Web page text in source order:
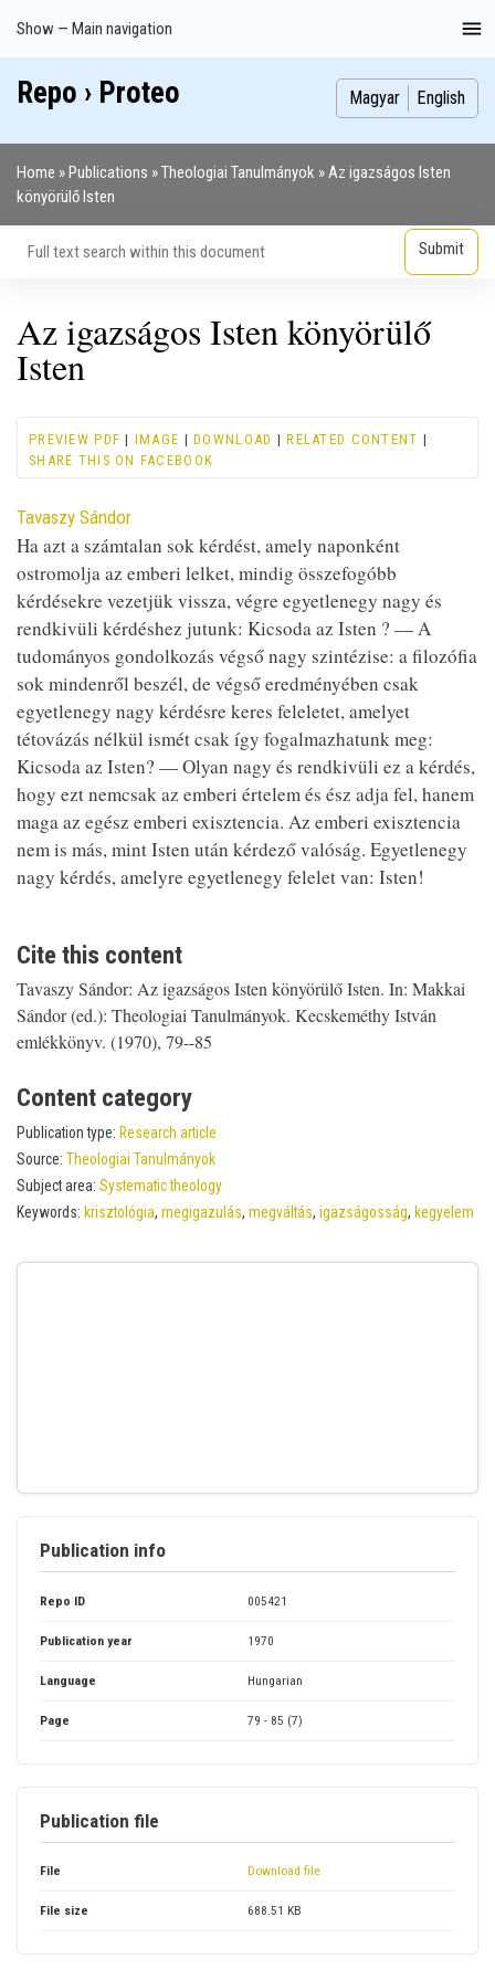
Main
navigation
Show — Main navigation
Index
Publications
Theses
Images
Contributors
Repo › Proteo Magyar English
Breadcrumb
Home Publications Theologiai Tanulmányok
Az igazságos Isten
könyörülő Isten
Az igazságos Isten könyörülő
Isten
PREVIEW PDF | IMAGE |DOWNLOAD |RELATED CONTENT |
SHARE THIS ON FACEBOOK
Contributor
Tavaszy Sándor
Ha azt a számtalan sok kérdést, amely naponként
ostromolja az emberi lelket, mindig összefogóbb
kérdésekre vezetjük vissza, végre egyetlenegy nagy és
rendkivüli kérdéshez jutunk: Kicsoda az Isten ? — A
tudományos gondolkozás végső nagy szintézise: a filozófia
sok mindenről beszél, de végső eredményében csak
egyetlenegy nagy kérdésre keres feleletet, amelyet
tétovázás nélkül ismét csak így fogalmazhatunk meg:
Kicsoda az Isten? — Olyan nagy és rendkivüli ez a kérdés,
hogy ezt nemcsak az emberi értelem és ész adja fel, hanem
maga az egész emberi exisztencia. Az emberi exisztencia
nem is más, mint Isten után kérdező valóság. Egyetlenegy
nagy kérdés, amelyre egyetlenegy felelet van: Isten!
Cite this content
Tavaszy Sándor: Az igazságos Isten könyörülő Isten. In: Makkai
Sándor (ed.): Theologiai Tanulmányok. Kecskeméthy István
emlékkönyv. (1970), 79--85
Content category
Publication type: Research article
Source: Theologiai Tanulmányok
Subject area: Systematic theology
Keywords: krisztológia, megigazulás, megváltás, igazságosság, kegyelem
Publication info
Repo ID 005421
Publication year 1970
Language Hungarian
Page 79 - 85 (7)
Publication file
File Download file
File size 688.51 KB